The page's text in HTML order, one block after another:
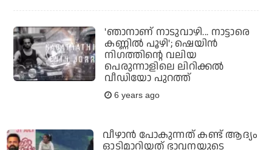
'ഞാനാണ് നാടുവാഴി... നാട്ടാരെ
കണ്ണില്‍ പൂഴി'; ഷെയിന്‍
നിഗത്തിന്റെ വലിയ
പെരുന്നാളിലെ ലിറിക്കല്‍
വീഡിയോ പുറത്ത്
6 years ago
വീഴാന്‍ പോകുന്നത് കണ്ട് ആദ്യം
ഓടിമാറിയത് ഭാവനയുടെ